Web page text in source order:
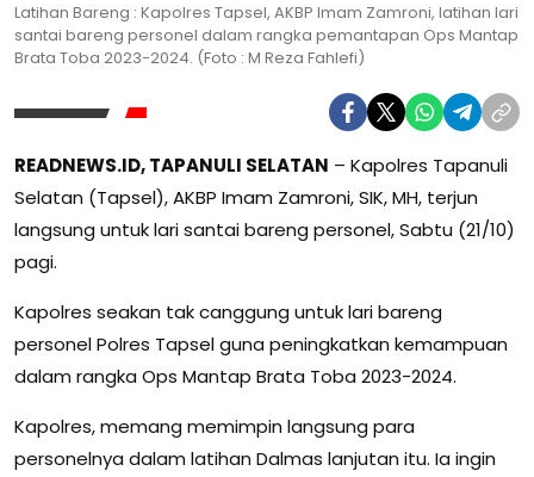
Latihan Bareng : Kapolres Tapsel, AKBP Imam Zamroni, latihan lari
santai bareng personel dalam rangka pemantapan Ops Mantap
Brata Toba 2023-2024. (Foto : M Reza Fahlefi)
READNEWS.ID, TAPANULI SELATAN – Kapolres Tapanuli
Selatan (Tapsel), AKBP Imam Zamroni, SIK, MH, terjun
langsung untuk lari santai bareng personel, Sabtu (21/10)
pagi.
Kapolres seakan tak canggung untuk lari bareng
personel Polres Tapsel guna peningkatkan kemampuan
dalam rangka Ops Mantap Brata Toba 2023-2024.
Kapolres, memang memimpin langsung para
personelnya dalam latihan Dalmas lanjutan itu. Ia ingin